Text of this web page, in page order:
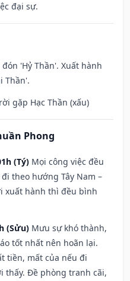
đại sự.
'Hỷ Thần'. Xuất hành
Thần'.
gặp Hạc Thần (xấu)
Phong
(Tý) Mọi công việc đều
theo hướng Tây Nam –
xuất hành thì đều bình
(Sửu) Mưu sự khó thành,
tốt nhất nên hoãn lại.
tiền, mất của nếu đi
thấy. Đề phòng tranh cãi,